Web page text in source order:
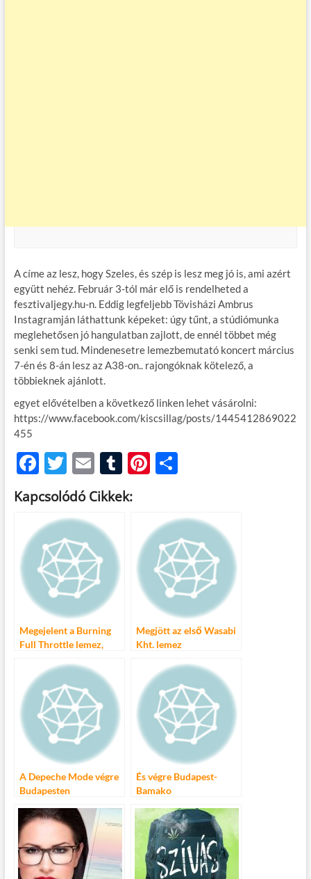
A címe az lesz, hogy Szeles, és szép is lesz meg jó is, ami azért
együtt nehéz. Február 3-tól már elő is rendelheted a
fesztivaljegy.hu-n. Eddig legfeljebb Tövisházi Ambrus
Instagramján láthattunk képeket: úgy tűnt, a stúdiómunka
meglehetősen jó hangulatban zajlott, de ennél többet még
senki sem tud. Mindenesetre lemezbemutató koncert március
7-én és 8-án lesz az A38-on.. rajongóknak kötelező, a
többieknek ajánlott.
egyet elővételben a következő linken lehet vásárolni:
https://www.facebook.com/kiscsillag/posts/1445412869022
455
F
ac
e
b
o
o
k
T
w
itt
er
E
m
ail
T
u
m
Pi
es
O
m
e
g
Kapcsolódó Cikkek:
Megejelent a Burning
Full Throttle lemez,
Megjött az első Wasabi
Kht. lemez
A Depeche Mode végre
Budapesten
És végre Budapest-
Bamako